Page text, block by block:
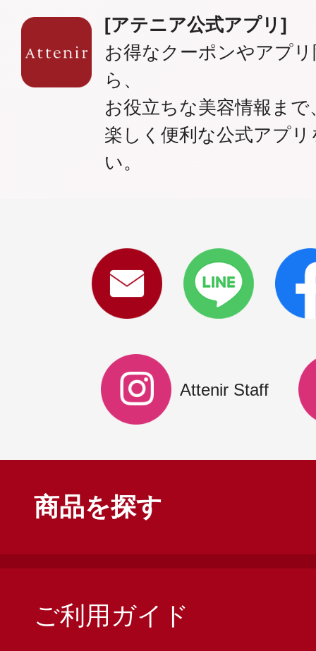
[アテニア公式アプリ]
お得なクーポンやアプ
ら、
お役立ちな美容情報まで
楽しく便利な公式アプ
い。
Attenir Staff
商品を探す
ご利用ガイド